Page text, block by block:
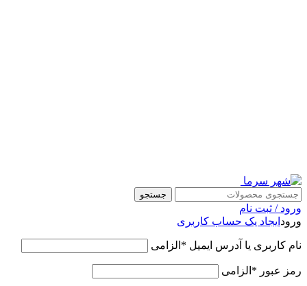
جستجو
ورود / ثبت نام
ورود ایجاد یک حساب کاربری
نام کاربری یا آدرس ایمیل * الزامی
رمز عبور * الزامی